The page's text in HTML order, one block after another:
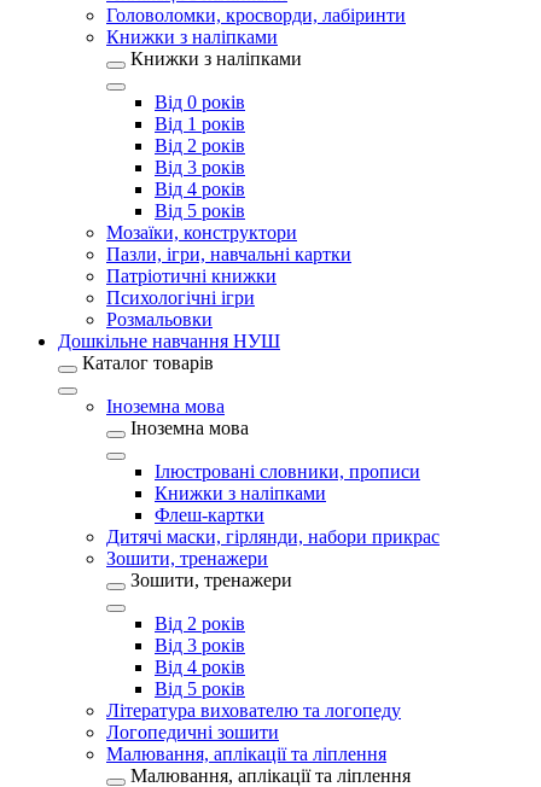
Головоломки, кросворди, лабіринти
Книжки з наліпками
Книжки з наліпками
Від 0 років
Від 1 років
Від 2 років
Від 3 років
Від 4 років
Від 5 років
Мозаїки, конструктори
Пазли, ігри, навчальні картки
Патріотичні книжки
Психологічні ігри
Розмальовки
Дошкільне навчання НУШ
Каталог товарів
Іноземна мова
Іноземна мова
Ілюстровані словники, прописи
Книжки з наліпками
Флеш-картки
Дитячі маски, гірлянди, набори прикрас
Зошити, тренажери
Зошити, тренажери
Від 2 років
Від 3 років
Від 4 років
Від 5 років
Література вихователю та логопеду
Логопедичні зошити
Малювання, аплікації та ліплення
Малювання, аплікації та ліплення